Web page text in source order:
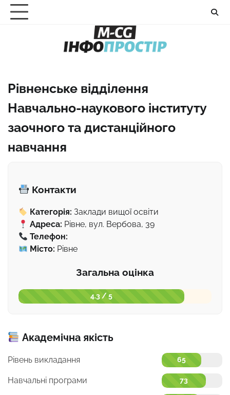
Перейти
Рівненське відділення
Навчально-наукового інституту
заочного та дистанційного
навчання
Контакти
Категорія: Заклади вищої освіти
Адреса: Рівне, вул. Вербова, 39
Телефон:
Місто: Рівне
Загальна оцінка
4.3 / 5
Академічна якість
Рівень викладання 65
Навчальні програми 73